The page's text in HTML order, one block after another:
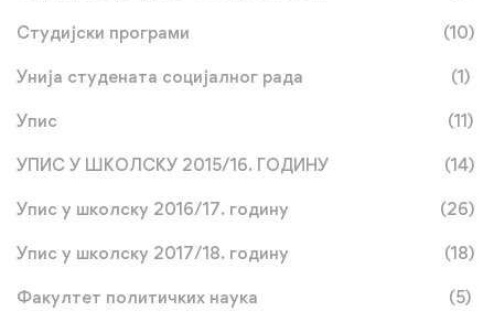
Студијски програми (10)
Унија студената социјалног рада (1)
Упис (11)
УПИС У ШКОЛСКУ 2015/16. ГОДИНУ (14)
Упис у школску 2016/17. годину (26)
Упис у школску 2017/18. годину (18)
Факултет политичких наука (5)